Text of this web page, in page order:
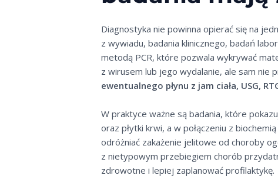
Diagnostyka nie powinna opierać się na
z wywiadu, badania klinicznego, badań
metodą PCR, które pozwala wykrywać
z wirusem lub jego wydalanie, ale sam nie
ewentualnego płynu z jam ciała, USG,
W praktyce ważne są badania, które
oraz płytki krwi, a w połączeniu z
odróżniać zakażenie jelitowe od choroby
z nietypowym przebiegiem chorób
zdrowotne i lepiej zaplanować profilaktykę.